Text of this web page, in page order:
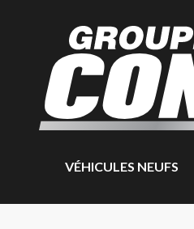
VÉHICULES NEUFS